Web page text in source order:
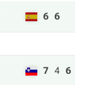
6 6
7 4 6